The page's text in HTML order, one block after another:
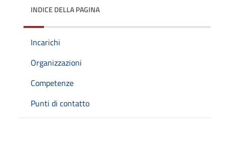
INDICE DELLA PAGINA
Incarichi
Organizzazioni
Competenze
Punti di contatto